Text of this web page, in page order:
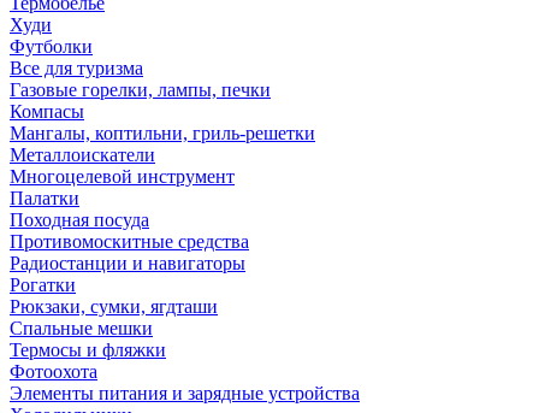
Худи
Футболки
Все для туризма
Газовые горелки, лампы, печки
Компасы
Мангалы, коптильни, гриль-решетки
Металлоискатели
Многоцелевой инструмент
Палатки
Походная посуда
Противомоскитные средства
Радиостанции и навигаторы
Рогатки
Рюкзаки, сумки, ягдташи
Спальные мешки
Термосы и фляжки
Фотоохота
Элементы питания и зарядные устройства